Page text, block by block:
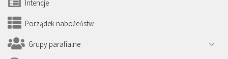
Intencje
Porządek nabożeństw
Grupy parafialne